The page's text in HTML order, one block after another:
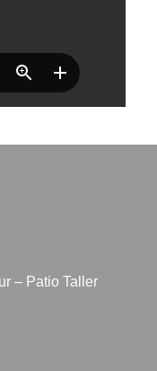
– Patio Taller